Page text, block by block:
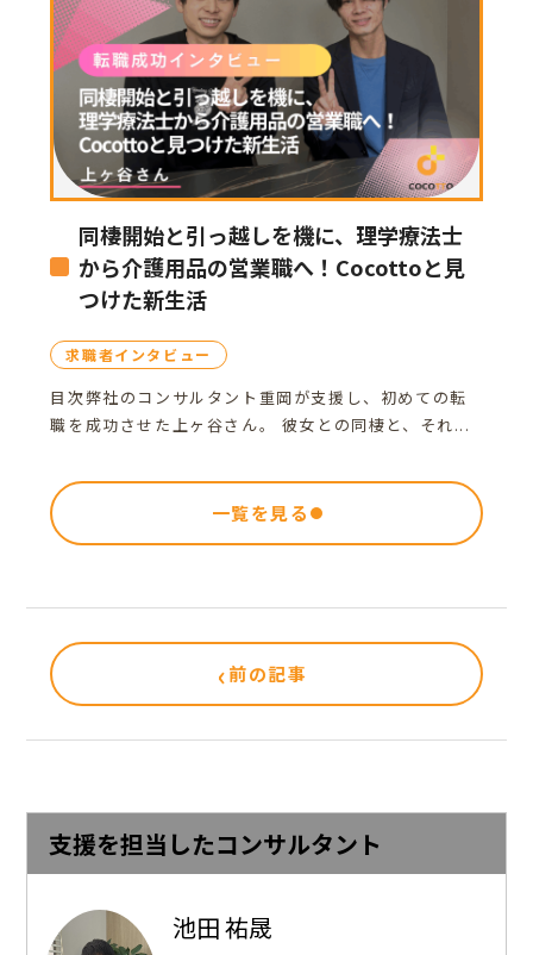
同棲開始と引っ越しを機に、理学療法士
から介護用品の営業職へ！Cocottoと見
つけた新生活
求職者インタビュー
目次弊社のコンサルタント重岡が支援し、初めての転
職を成功させた上ヶ谷さん。 彼女との同棲と、それ...
一覧を見る
‹前の記事
支援を担当したコンサルタント
池田 祐晟